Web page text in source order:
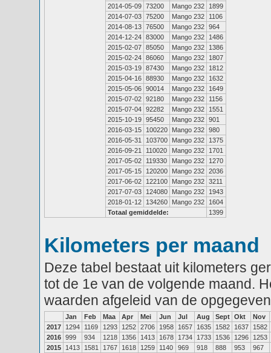
2014-05-09 73200 Mango 232
1899
2014-07-03 75200 Mango 232
1106
2014-08-13 76500 Mango 232 964
2014-12-24 83000 Mango 232
1486
2015-02-07 85050 Mango 232
1386
2015-02-24 86060 Mango 232
1807
2015-03-19 87430 Mango 232
1812
2015-04-16 88930 Mango 232
1632
2015-05-06 90014 Mango 232
1649
2015-07-02 92180 Mango 232
1156
2015-07-04 92282 Mango 232
1551
2015-10-19 95450 Mango 232 901
2016-03-15
100220 Mango 232 980
2016-05-31
103700 Mango 232
1375
2016-09-21
110020 Mango 232
1701
2017-05-02
119330 Mango 232
1270
2017-05-15
120200 Mango 232 2036
2017-06-02
122100 Mango 232 3211
2017-07-03
124080 Mango 232
1943
2018-01-12
134260 Mango 232
1604
Totaal gemiddelde:
1399
Kilometers per maand
Deze tabel bestaat uit kilometers
tot de 1e van de volgende maand.
waarden afgeleid van de
Jan Feb Maa Apr Mei Jun Jul Aug Sept Okt
Nov
2017
1294 1169 1293 1252 2706 1958 1657 1635 1582 1637
1582
2016 999 934 1218 1356 1413 1678 1734 1733 1536 1296
1253
2015
1413 1581 1767 1618 1259 1140 969 918 888 953
967